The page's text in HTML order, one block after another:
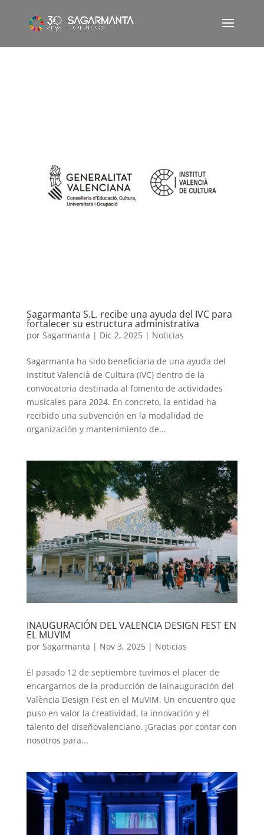
Sagarmanta S.L. recibe una ayuda del IVC para
fortalecer su estructura administrativa
por Sagarmanta | Dic 2, 2025| Noticias
Sagarmanta ha sido beneficiaria de una ayuda del
Institut Valencià de Cultura (IVC) dentro de la
convocatoria destinada al fomento de actividades
musicales para 2024. En concreto, la entidad ha
recibido una subvención en la modalidad de
organización y mantenimiento de...
INAUGURACIÓN DEL VALENCIA DESIGN FEST EN
EL MUVIM
por Sagarmanta | Nov 3, 2025| Noticias
El pasado 12 de septiembre tuvimos el placer de
encargarnos de la producción de lainauguración del
València Design Fest en el MuVIM. Un encuentro que
puso en valor la creatividad, la innovación y el
talento del diseñovalenciano. ¡Gracias por contar con
nosotros para...